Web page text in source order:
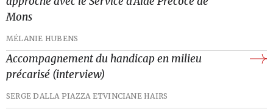
Mons
MÉLANIE HUBENS
Accompagnement du handicap en milieu
précarisé (interview)
SERGE DALLA PIAZZA ETVINCIANE HAIRS